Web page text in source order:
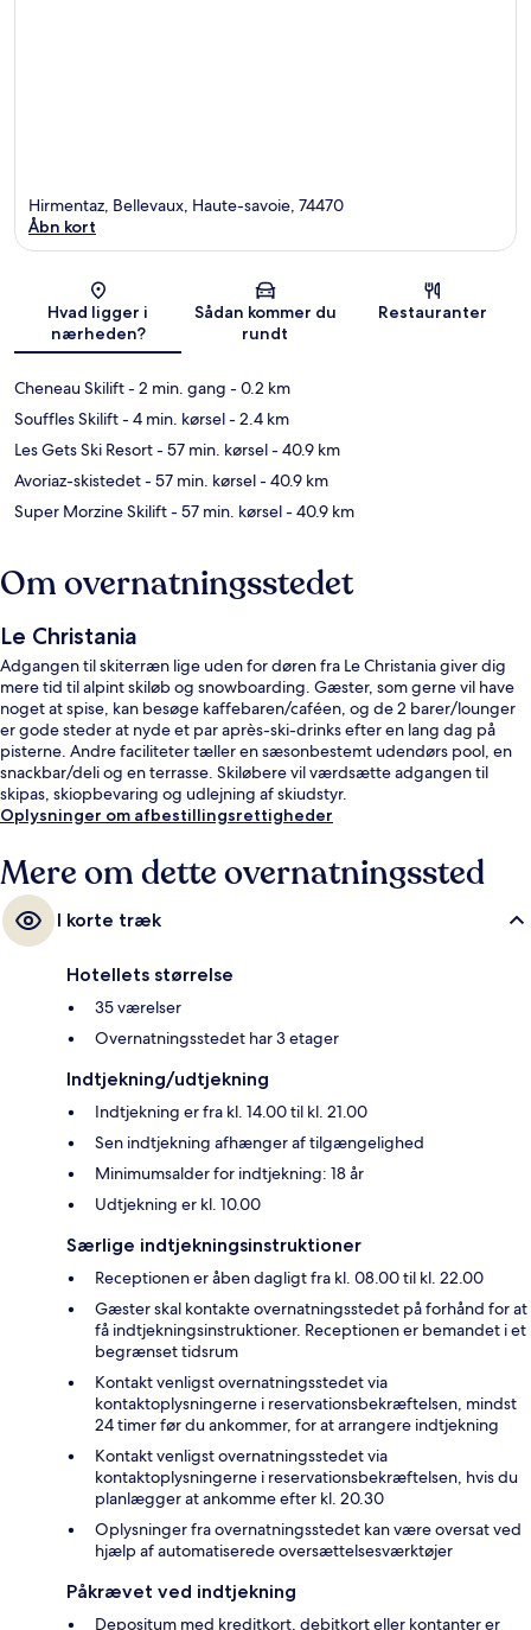
Kort
Hirmentaz, Bellevaux, Haute-savoie, 74470
Åbn kort
Hvad ligger i
nærheden?
Sådan kommer du
rundt
Restauranter
Cheneau Skilift- 2 min. gang - 0.2 km
Souffles Skilift- 4 min. kørsel- 2.4 km
Les Gets Ski Resort- 57 min. kørsel- 40.9 km
Avoriaz-skistedet- 57 min. kørsel- 40.9 km
Super Morzine Skilift- 57 min. kørsel- 40.9 km
Om overnatningsstedet
Le Christania
Adgangen til skiterræn lige uden for døren fra Le Christania giver dig
mere tid til alpint skiløb og snowboarding. Gæster, som gerne vil have
noget at spise, kan besøge kaffebaren/caféen, og de 2 barer/lounger
er gode steder at nyde et par après-ski-drinks efter en lang dag på
pisterne. Andre faciliteter tæller en sæsonbestemt udendørs pool, en
snackbar/deli og en terrasse. Skiløbere vil værdsætte adgangen til
skipas, skiopbevaring og udlejning af skiudstyr.
Oplysninger om afbestillingsrettigheder
Mere om dette overnatningssted
I korte træk
Hotellets størrelse
35 værelser
Overnatningsstedet har 3 etager
Indtjekning/udtjekning
Indtjekning er fra kl. 14.00 til kl. 21.00
Sen indtjekning afhænger af tilgængelighed
Minimumsalder for indtjekning: 18 år
Udtjekning er kl. 10.00
Særlige indtjekningsinstruktioner
Receptionen er åben dagligt fra kl. 08.00 til kl. 22.00
Gæster skal kontakte overnatningsstedet på forhånd for at
få indtjekningsinstruktioner. Receptionen er bemandet i et
begrænset tidsrum
Kontakt venligst overnatningsstedet via
kontaktoplysningerne i reservationsbekræftelsen, mindst
24 timer før du ankommer, for at arrangere indtjekning
Kontakt venligst overnatningsstedet via
kontaktoplysningerne i reservationsbekræftelsen, hvis du
planlægger at ankomme efter kl. 20.30
Oplysninger fra overnatningsstedet kan være oversat ved
hjælp af automatiserede oversættelsesværktøjer
Påkrævet ved indtjekning
Depositum med kreditkort, debitkort eller kontanter er